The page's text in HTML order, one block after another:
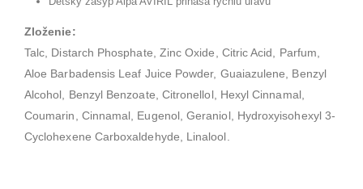
Zloženie:
Talc, Distarch Phosphate, Zinc Oxide, Citric Acid, Parfum,
Aloe Barbadensis Leaf Juice Powder, Guaiazulene, Benzyl
Alcohol, Benzyl Benzoate, Citronellol, Hexyl Cinnamal,
Coumarin, Cinnamal, Eugenol, Geraniol, Hydroxyisohexyl 3-
Cyclohexene Carboxaldehyde, Linalool.